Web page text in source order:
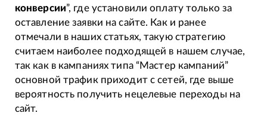
конверсии”, где установили оплату только за
оставление заявки на сайте. Как и ранее
отмечали в наших статьях, такую стратегию
считаем наиболее подходящей в нашем случае,
так как в кампаниях типа “Мастер кампаний”
основной трафик приходит с сетей, где выше
вероятность получить нецелевые переходы на
сайт.